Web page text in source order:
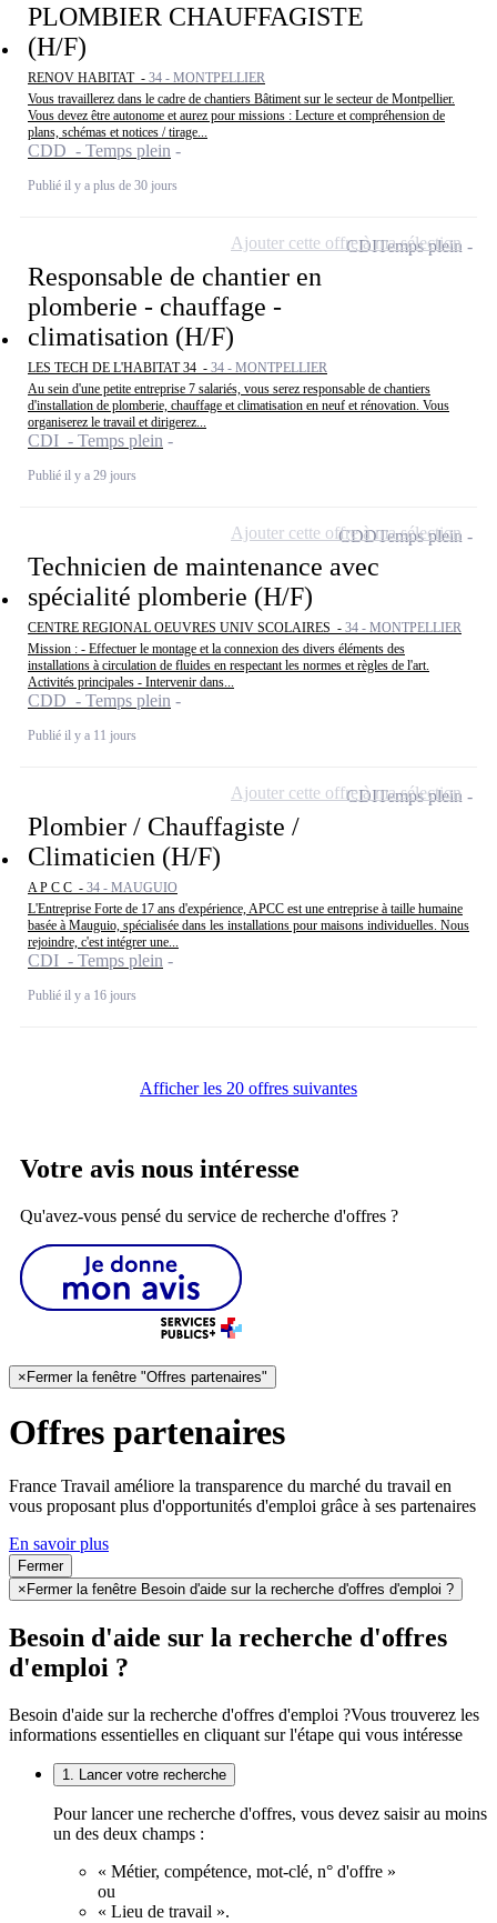
PLOMBIER CHAUFFAGISTE
(H/F)
RENOV HABITAT - 34 - MONTPELLIER
Vous travaillerez dans le cadre de chantiers Bâtiment sur le secteur de Montpellier.
Vous devez être autonome et aurez pour missions : Lecture et compréhension de
plans, schémas et notices / tirage...
CDD - Temps plein
Publié il y a plus de 30 jours
Responsable de chantier en
plomberie - chauffage -
climatisation (H/F)
LES TECH DE L'HABITAT 34 - 34 - MONTPELLIER
Au sein d'une petite entreprise 7 salariés, vous serez responsable de chantiers
d'installation de plomberie, chauffage et climatisation en neuf et rénovation. Vous
organiserez le travail et dirigerez...
CDI - Temps plein
Publié il y a 29 jours
CDITemps plein
Ajouter cette offre à ma sélection
Technicien de maintenance avec
spécialité plomberie (H/F)
CENTRE REGIONAL OEUVRES UNIV SCOLAIRES - 34 - MONTPELLIER
Mission : - Effectuer le montage et la connexion des divers éléments des
installations à circulation de fluides en respectant les normes et règles de l'art.
Activités principales - Intervenir dans...
CDD - Temps plein
Publié il y a 11 jours
CDDTemps plein
Ajouter cette offre à ma sélection
Plombier / Chauffagiste /
Climaticien (H/F)
A P C C - 34 - MAUGUIO
L'Entreprise Forte de 17 ans d'expérience, APCC est une entreprise à taille humaine
basée à Mauguio, spécialisée dans les installations pour maisons individuelles. Nous
rejoindre, c'est intégrer une...
CDI - Temps plein
Publié il y a 16 jours
CDITemps plein
Ajouter cette offre à ma sélection
Afficher les 20 offres suivantes
Votre avis nous intéresse
Qu'avez-vous pensé du service de recherche d'offres ?
×Fermer la fenêtre "Offres partenaires"
Offres partenaires
France Travail améliore la transparence du marché du travail en
vous proposant plus d'opportunités d'emploi grâce à ses partenaires
En savoir plus
Fermer
× Fermer la fenêtre Besoin d'aide sur la recherche d'offres d'emploi ?
Besoin d'aide sur la recherche d'offres
d'emploi ?
Besoin d'aide sur la recherche d'offres d'emploi ?Vous trouverez les
informations essentielles en cliquant sur l'étape qui vous intéresse
1. Lancer votre recherche
Pour lancer une recherche d'offres, vous devez saisir au moins
un des deux champs :
« Métier, compétence, mot-clé, n° d'offre »
ou
« Lieu de travail ».